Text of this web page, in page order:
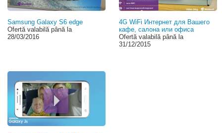
Samsung Galaxy S6 edge
Ofertă valabilă până la
28/03/2016
4G WiFi Интернет для Вашего
кафе, салона или офиса
Ofertă valabilă până la
31/12/2015